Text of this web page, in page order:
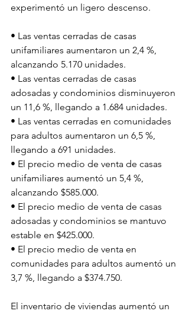
experimentó un ligero descenso.
• Las ventas cerradas de casas
unifamiliares aumentaron un 2,4 %,
alcanzando 5.170 unidades.
• Las ventas cerradas de casas
adosadas y condominios disminuyeron
un 11,6 %, llegando a 1.684 unidades.
• Las ventas cerradas en comunidades
para adultos aumentaron un 6,5 %,
llegando a 691 unidades.
• El precio medio de venta de casas
unifamiliares aumentó un 5,4 %,
alcanzando $585.000.
• El precio medio de venta de casas
adosadas y condominios se mantuvo
estable en $425.000.
• El precio medio de venta en
comunidades para adultos aumentó un
3,7 %, llegando a $374.750.
El inventario de viviendas aumentó un